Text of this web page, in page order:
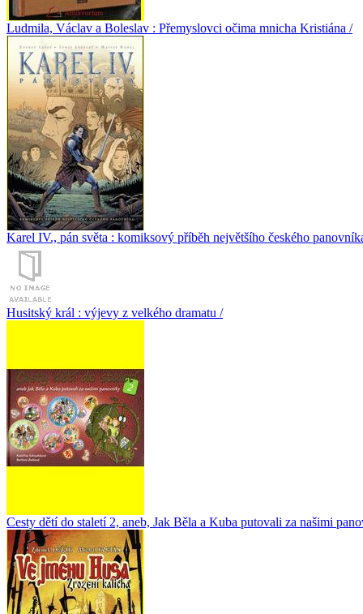
Ludmila, Václav a Boleslav : Přemyslovci očima mnicha Kristiána /
Karel IV., pán světa : komiksový příběh největšího českého
Husitský král : výjevy z velkého dramatu /
Cesty dětí do staletí 2, aneb, Jak Běla a Kuba putovali za našimi